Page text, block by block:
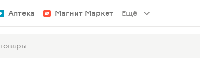
Аптека Магнит Маркет Ещё